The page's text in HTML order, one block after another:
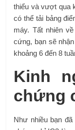
thiểu và vượt qua
có thể tải bảng
máy. Tất nhiên
cứng, bạn sẽ
khoảng 6 đến 8
Kinh
chứng
Như nhiều bạn